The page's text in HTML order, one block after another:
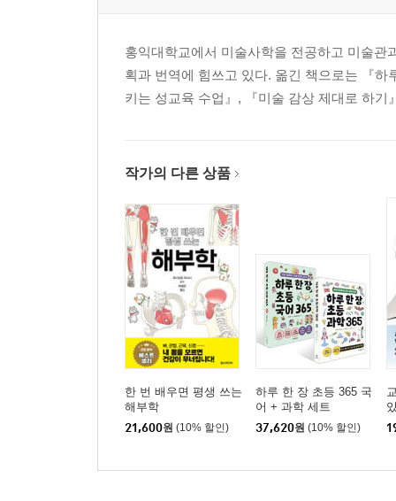
홍익대학교에서 미술사학을 전공하고 미술
획과 번역에 힘쓰고 있다. 옮긴 책으로는 『
키는 성교육 수업』, 『미술 감상 제대로 하
작가의 다른 상품
한 번 배우면 평생 쓰는
해부학
21,600원 (10% 할인)
하루 한 장 초등 365 국
어 + 과학 세트
37,620원 (10% 할인)